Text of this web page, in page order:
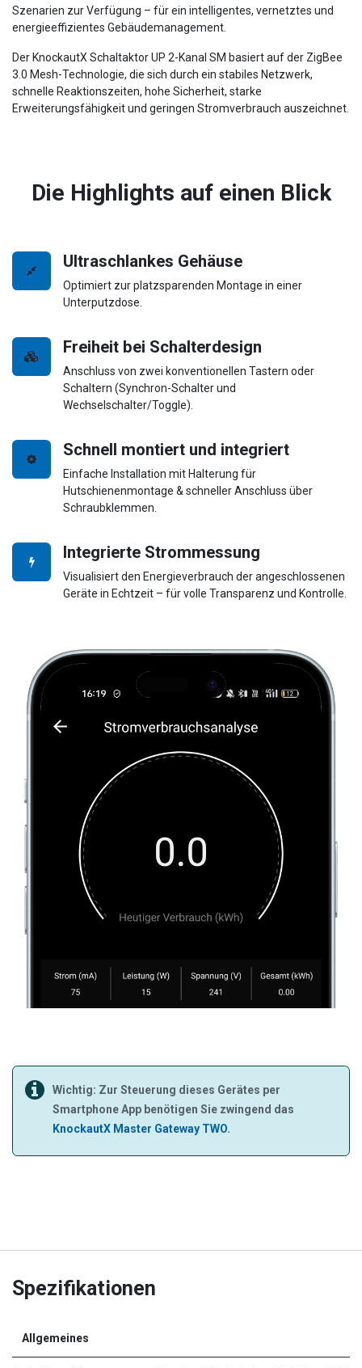
Szenarien zur Verfügung – für ein intelligentes, vernetztes und
energieeffizientes Gebäudemanagement.
Der KnockautX Schaltaktor UP 2-Kanal SM basiert auf der ZigBee
3.0 Mesh-Technologie, die sich durch ein stabiles Netzwerk,
schnelle Reaktionszeiten, hohe Sicherheit, starke
Erweiterungsfähigkeit und geringen Stromverbrauch auszeichnet.
Die Highlights auf einen Blick
Ultraschlankes Gehäuse
Optimiert zur platzsparenden Montage in einer
Unterputzdose.
Freiheit bei Schalterdesign
Anschluss von zwei konventionellen Tastern oder
Schaltern (Synchron-Schalter und
Wechselschalter/Toggle).
Schnell montiert und integriert
Einfache Installation mit Halterung für
Hutschienenmontage & schneller Anschluss über
Schraubklemmen.
Integrierte Strommessung
Visualisiert den Energieverbrauch der angeschlossenen
Geräte in Echtzeit – für volle Transparenz und Kontrolle.
Wichtig: Zur Steuerung dieses Gerätes per
Smartphone App benötigen Sie zwingend das
KnockautX Master Gateway TWO.
Spezifikationen
Allgemeines